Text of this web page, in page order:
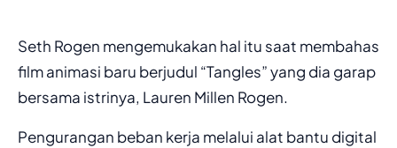
Seth Rogen mengemukakan hal itu saat membahas
film animasi baru berjudul “Tangles” yang dia garap
bersama istrinya, Lauren Millen Rogen.
Pengurangan beban kerja melalui alat bantu digital